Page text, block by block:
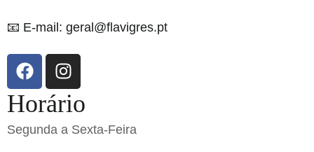
📧 E-mail: geral@flavigres.pt
Horário
Segunda a Sexta-Feira